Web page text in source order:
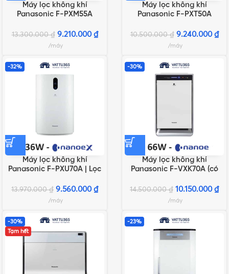
Máy lọc không khí
Panasonic F-PXM55A
13.300.000₫ 9.210.000 ₫
máy
Máy lọc không khí
Panasonic F-PXT50A
10.500.000₫ 9.240.000 ₫
máy
-32%
Máy lọc không khí
Panasonic F-PXU70A | Lọc
ngừa Virus
13.970.000₫ 9.560.000 ₫
máy
-30%
Máy lọc không khí
Panasonic F-VXK70A (có
14.500.000₫ 10.150.000 ₫
máy
-30%
Tạm hết
-23%